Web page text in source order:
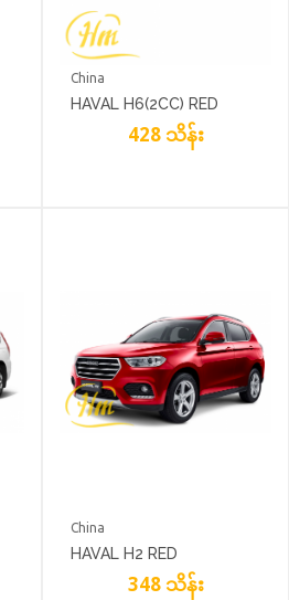
China
HAVAL H6(2CC) RED
428 သိန်း
China
HAVAL H2 RED
348 သိန်း